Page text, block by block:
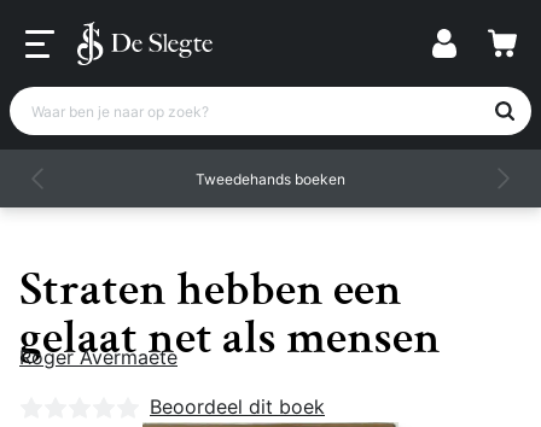
Waar ben je naar op zoek?
Tweedehands boeken
Straten hebben een
gelaat net als mensen
Roger Avermaete
Nog geen beoordelingen
Beoordeel dit boek